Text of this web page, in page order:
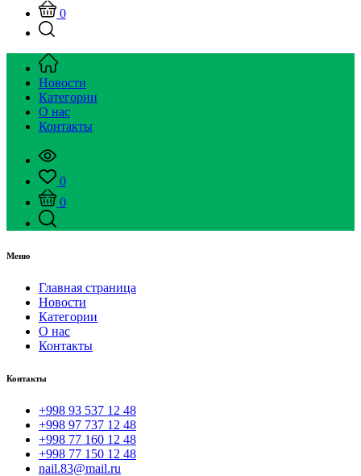
0
Новости
Категории
О нас
Контакты
0
0
Меню
Главная страница
Новости
Категории
О нас
Контакты
Контакты
+998 93 537 12 48
+998 97 737 12 48
+998 77 160 12 48
+998 77 150 12 48
nail.83@mail.ru